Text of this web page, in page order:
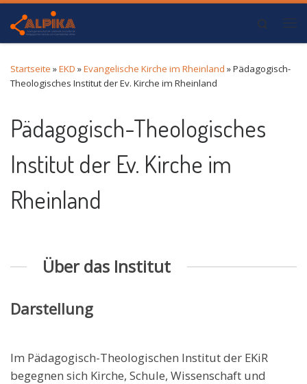
Zum Inhalt springen
Search
Startseite »EKD »Evangelische Kirche im Rheinland »Pädagogisch-
Theologisches Institut der Ev. Kirche im Rheinland
Pädagogisch-Theologisches
Institut der Ev. Kirche im
Rheinland
Über das Institut
Darstellung
Im Pädagogisch-Theologischen Institut der EKiR
begegnen sich Kirche, Schule, Wissenschaft und